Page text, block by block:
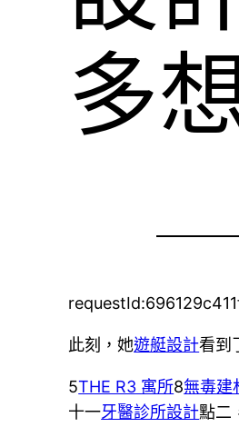
多
此刻，她遊艇設計看到
5THE R3 寓所8無毒建
十一牙醫診所設計點二